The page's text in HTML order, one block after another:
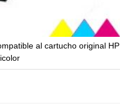
al cartucho original HP